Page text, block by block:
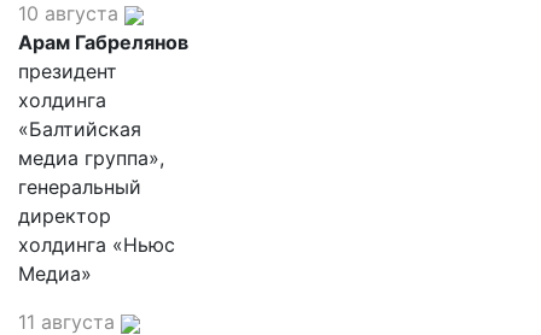
10 августа
Арам Габрелянов
президент
холдинга
«Балтийская
медиа группа»,
генеральный
директор
холдинга «Ньюс
Медиа»
11 августа